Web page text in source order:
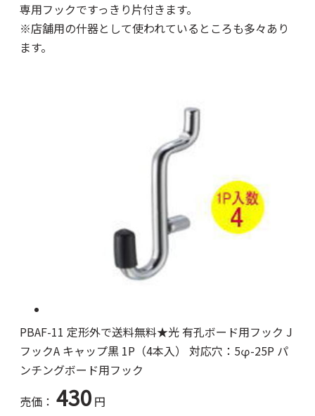
専用フックですっきり片付きます。
※店舗用の什器として使われているところも多々あり
ます。
PBAF-11 定形外で送料無料★光 有孔ボード用フック J
フックA キャップ黒 1P（4本入） 対応穴：5φ-25P パ
ンチングボード用フック
売価： 430 円